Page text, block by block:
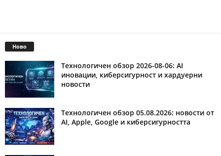
Ново
Технологичен обзор 2026-08-06: AI
иновации, киберсигурност и хардуерни
новости
Технологичен обзор 05.08.2026: новости от
AI, Apple, Google и киберсигурността